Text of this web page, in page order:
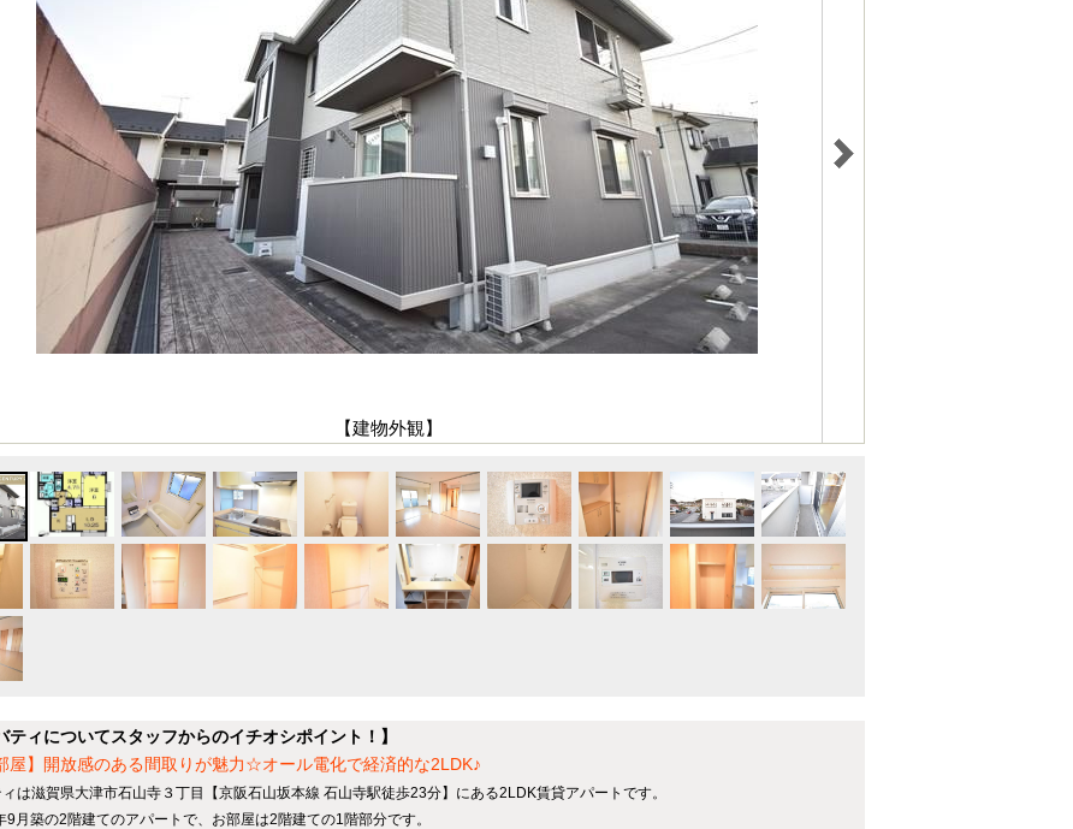
【建物外観】
ティについてスタッフからのイチオシポイント！】
屋】開放感のある間取りが魅力☆オール電化で経済的な2LDK♪
ィは滋賀県大津市石山寺３丁目【京阪石山坂本線 石山寺駅徒歩23分】にある2LDK賃貸アパートです。
9月築の2階建てのアパートで、お部屋は2階建ての1階部分です。